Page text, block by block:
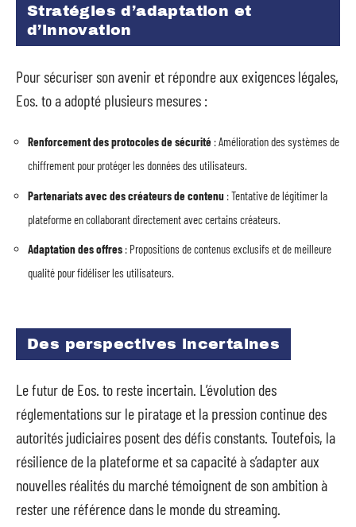
Stratégies d’adaptation et
d’innovation
Pour sécuriser son avenir et répondre aux exigences légales,
Eos. to a adopté plusieurs mesures :
Renforcement des protocoles de sécurité : Amélioration des systèmes de
chiffrement pour protéger les données des utilisateurs.
Partenariats avec des créateurs de contenu : Tentative de légitimer la
plateforme en collaborant directement avec certains créateurs.
Adaptation des offres : Propositions de contenus exclusifs et de meilleure
qualité pour fidéliser les utilisateurs.
Des perspectives incertaines
Le futur de Eos. to reste incertain. L’évolution des
réglementations sur le piratage et la pression continue des
autorités judiciaires posent des défis constants. Toutefois, la
résilience de la plateforme et sa capacité à s’adapter aux
nouvelles réalités du marché témoignent de son ambition à
rester une référence dans le monde du streaming.